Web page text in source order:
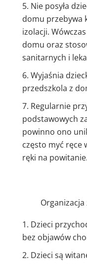
Nie posyła
domu przebywa
izolacji.
domu oraz
sanitarnych i
Wyjaśnia
przedszkola z
Regularnie
podstawowych
powinno ono
często myć ręce
ręki na powitanie.
Dzieci
bez objawów
Dzieci są